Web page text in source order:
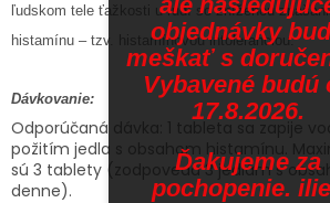
ľudskom tele ťažkosti u ľudí so zníženou
histamínu – tzv. histamínovou intoleranciou.
Dávkovanie:
Odporúčaná dávka: 1 tableta sa zapije
požitím jedla s obsahom histamínu.
sú 3 tablety (zodpovedá 3 jedlám s
denne).
objednávky
meškať s
Vybavené budú
17.8.2026.
Ďakujeme za
pochopenie.